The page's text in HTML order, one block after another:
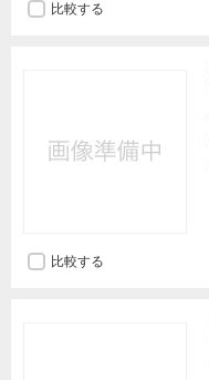
比較する
比較する